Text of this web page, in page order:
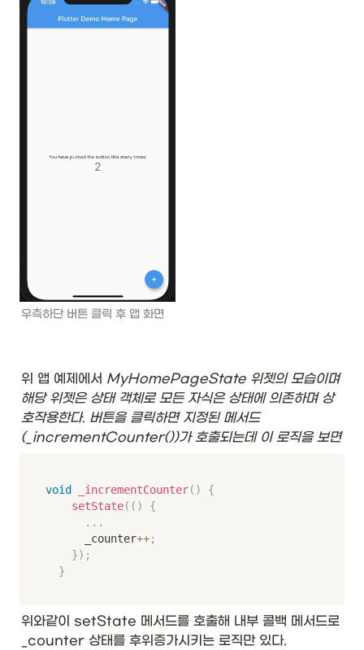
우측하단 버튼 클릭 후 앱 화면
위 앱 예제에서 MyHomePageState 위젯의 모습이며
해당 위젯은 상태 객체로 모든 자식은 상태에 의존하며 상
호작용한다. 버튼을 클릭하면 지정된 메서드
(_incrementCounter())가 호출되는데 이 로직을 보면
void _incrementCounter( )
{
setState( ( )
{
. . .
      _counter
++;
}) ;
}
위와같이 setState 메서드를 호출해 내부 콜백 메서드로
_counter 상태를 후위증가시키는 로직만 있다.